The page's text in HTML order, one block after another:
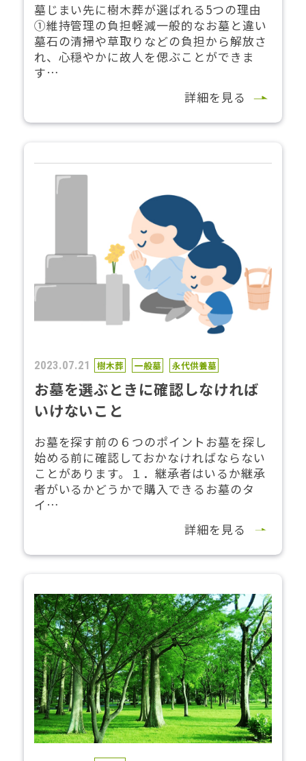
墓じまい先に樹木葬が選ばれる5つの理由
①維持管理の負担軽減一般的なお墓と違い
墓石の清掃や草取りなどの負担から解放さ
れ、心穏やかに故人を偲ぶことができま
す…
詳細を見る
2023.07.21 樹木葬 一般墓 永代供養墓
お墓を選ぶときに確認しなければ
いけないこと
お墓を探す前の６つのポイントお墓を探し
始める前に確認しておかなければならない
ことがあります。１．継承者はいるか継承
者がいるかどうかで購入できるお墓のタ
イ…
詳細を見る